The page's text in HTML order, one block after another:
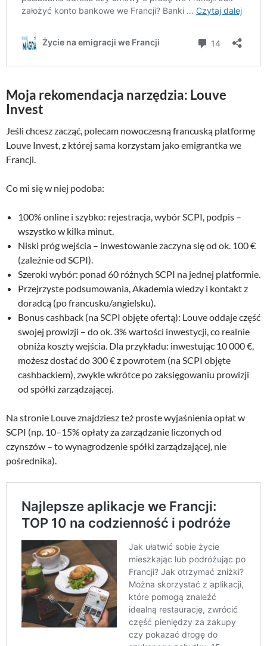
Moja rekomendacja narzędzia: Louve
Invest
Jeśli chcesz zacząć, polecam nowoczesną francuską platformę
Louve Invest, z której sama korzystam jako emigrantka we
Francji.
Co mi się w niej podoba:
100% online i szybko: rejestracja, wybór SCPI, podpis –
wszystko w kilka minut.
Niski próg wejścia – inwestowanie zaczyna się od ok. 100 €
(zależnie od SCPI).
Szeroki wybór: ponad 60 różnych SCPI na jednej platformie.
Przejrzyste podsumowania, Akademia wiedzy i kontakt z
doradcą (po francusku/angielsku).
Bonus cashback (na SCPI objęte ofertą): Louve oddaje część
swojej prowizji – do ok. 3% wartości inwestycji, co realnie
obniża koszty wejścia. Dla przykładu: inwestując 10 000 €,
możesz dostać do 300 € z powrotem (na SCPI objęte
cashbackiem), zwykle wkrótce po zaksięgowaniu prowizji
od spółki zarządzającej.
Na stronie Louve znajdziesz też proste wyjaśnienia opłat w
SCPI (np. 10–15% opłaty za zarządzanie liczonych od
czynszów – to wynagrodzenie spółki zarządzającej, nie
pośrednika).